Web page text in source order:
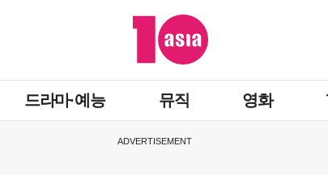
드라마·예능 뮤직 영화
ADVERTISEMENT